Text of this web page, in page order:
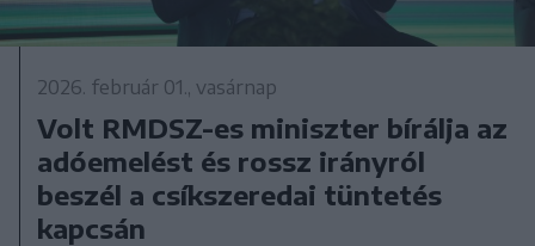
2026. február 01., vasárnap
Volt RMDSZ-es miniszter bírálja az
adóemelést és rossz irányról
beszél a csíkszeredai tüntetés
kapcsán